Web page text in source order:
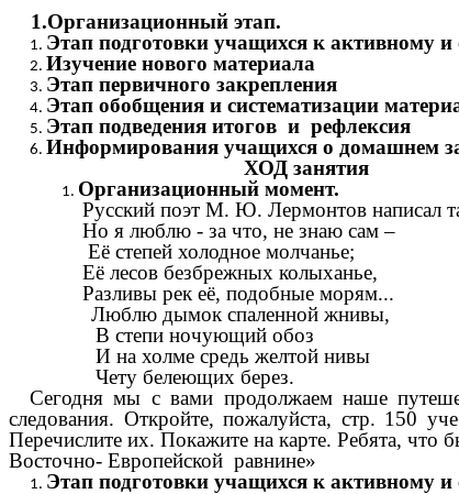
1.Организационный этап.
Этап подготовки учащихся к активному
Изучение нового материала
Этап первичного закрепления
Этап обобщения и систематизации
Этап подведения итогов и рефлексия
Информирования учащихся о домашнем
ХОД занятия
Организационный момент.
Русский поэт М. Ю. Лермонтов написал
Но я люблю - за что, не знаю сам –
Её степей холодное молчанье;
Её лесов безбрежных колыханье,
Разливы рек её, подобные морям...
Люблю дымок спаленной жнивы,
В степи ночующий обоз
И на холме средь желтой нивы
Чету белеющих берез.
Сегодня мы с вами продолжаем наше
следования. Откройте, пожалуйста, стр. 150
Перечислите их. Покажите на карте. Ребята,
Восточно- Европейской равнине»
Этап подготовки учащихся к активному